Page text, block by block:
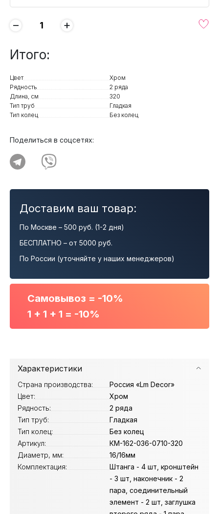
− +
Итого:
Цвет
Хром
Рядность
2 ряда
Длина, см
320
Тип труб
Гладкая
Тип колец
Без колец
Поделиться в соцсетях:
Доставим ваш товар:
По Москве – 500 руб. (1-2 дня)
БЕСПЛАТНО – от 5000 руб.
По России (уточняйте у наших менеджеров)
Самовывоз = -10%
1 + 1 + 1 = -10%
Характеристики
Страна производства:
Россия «Lm Decor»
Цвет:
Хром
Рядность:
2 ряда
Тип труб:
Гладкая
Тип колец:
Без колец
Артикул:
КМ-162-036-0710-320
Диаметр, мм:
16/16мм
Комплектация:
Штанга - 4 шт, кронштейн
- 3 шт, наконечник - 2
пара, соединительный
элемент - 2 шт, заглушка